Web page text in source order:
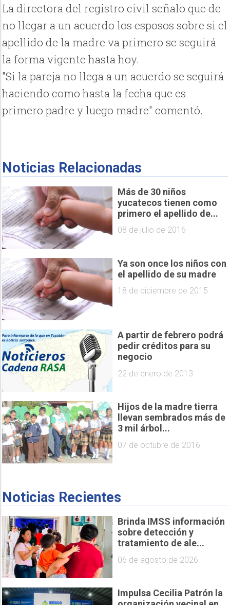
La directora del registro civil señalo que de
no llegar a un acuerdo los esposos sobre si el
apellido de la madre va primero se seguirá
la forma vigente hasta hoy.
"Si la pareja no llega a un acuerdo se seguirá
haciendo como hasta la fecha que es
primero padre y luego madre" comentó.
Noticias Relacionadas
Más de 30 niños
yucatecos tienen como
primero el apellido de...
08 de julio de 2016
Ya son once los niños con
el apellido de su madre
18 de diciembre de 2015
A partir de febrero podrá
pedir créditos para su
negocio
22 de enero de 2013
Hijos de la madre tierra
llevan sembrados más de
3 mil árbol...
07 de octubre de 2016
Noticias Recientes
Brinda IMSS información
sobre detección y
tratamiento de ale...
06 de agosto de 2026
Impulsa Cecilia Patrón la